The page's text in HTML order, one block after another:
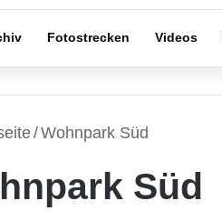
Fotostrecken Videos
/Wohnpark Süd
Süd